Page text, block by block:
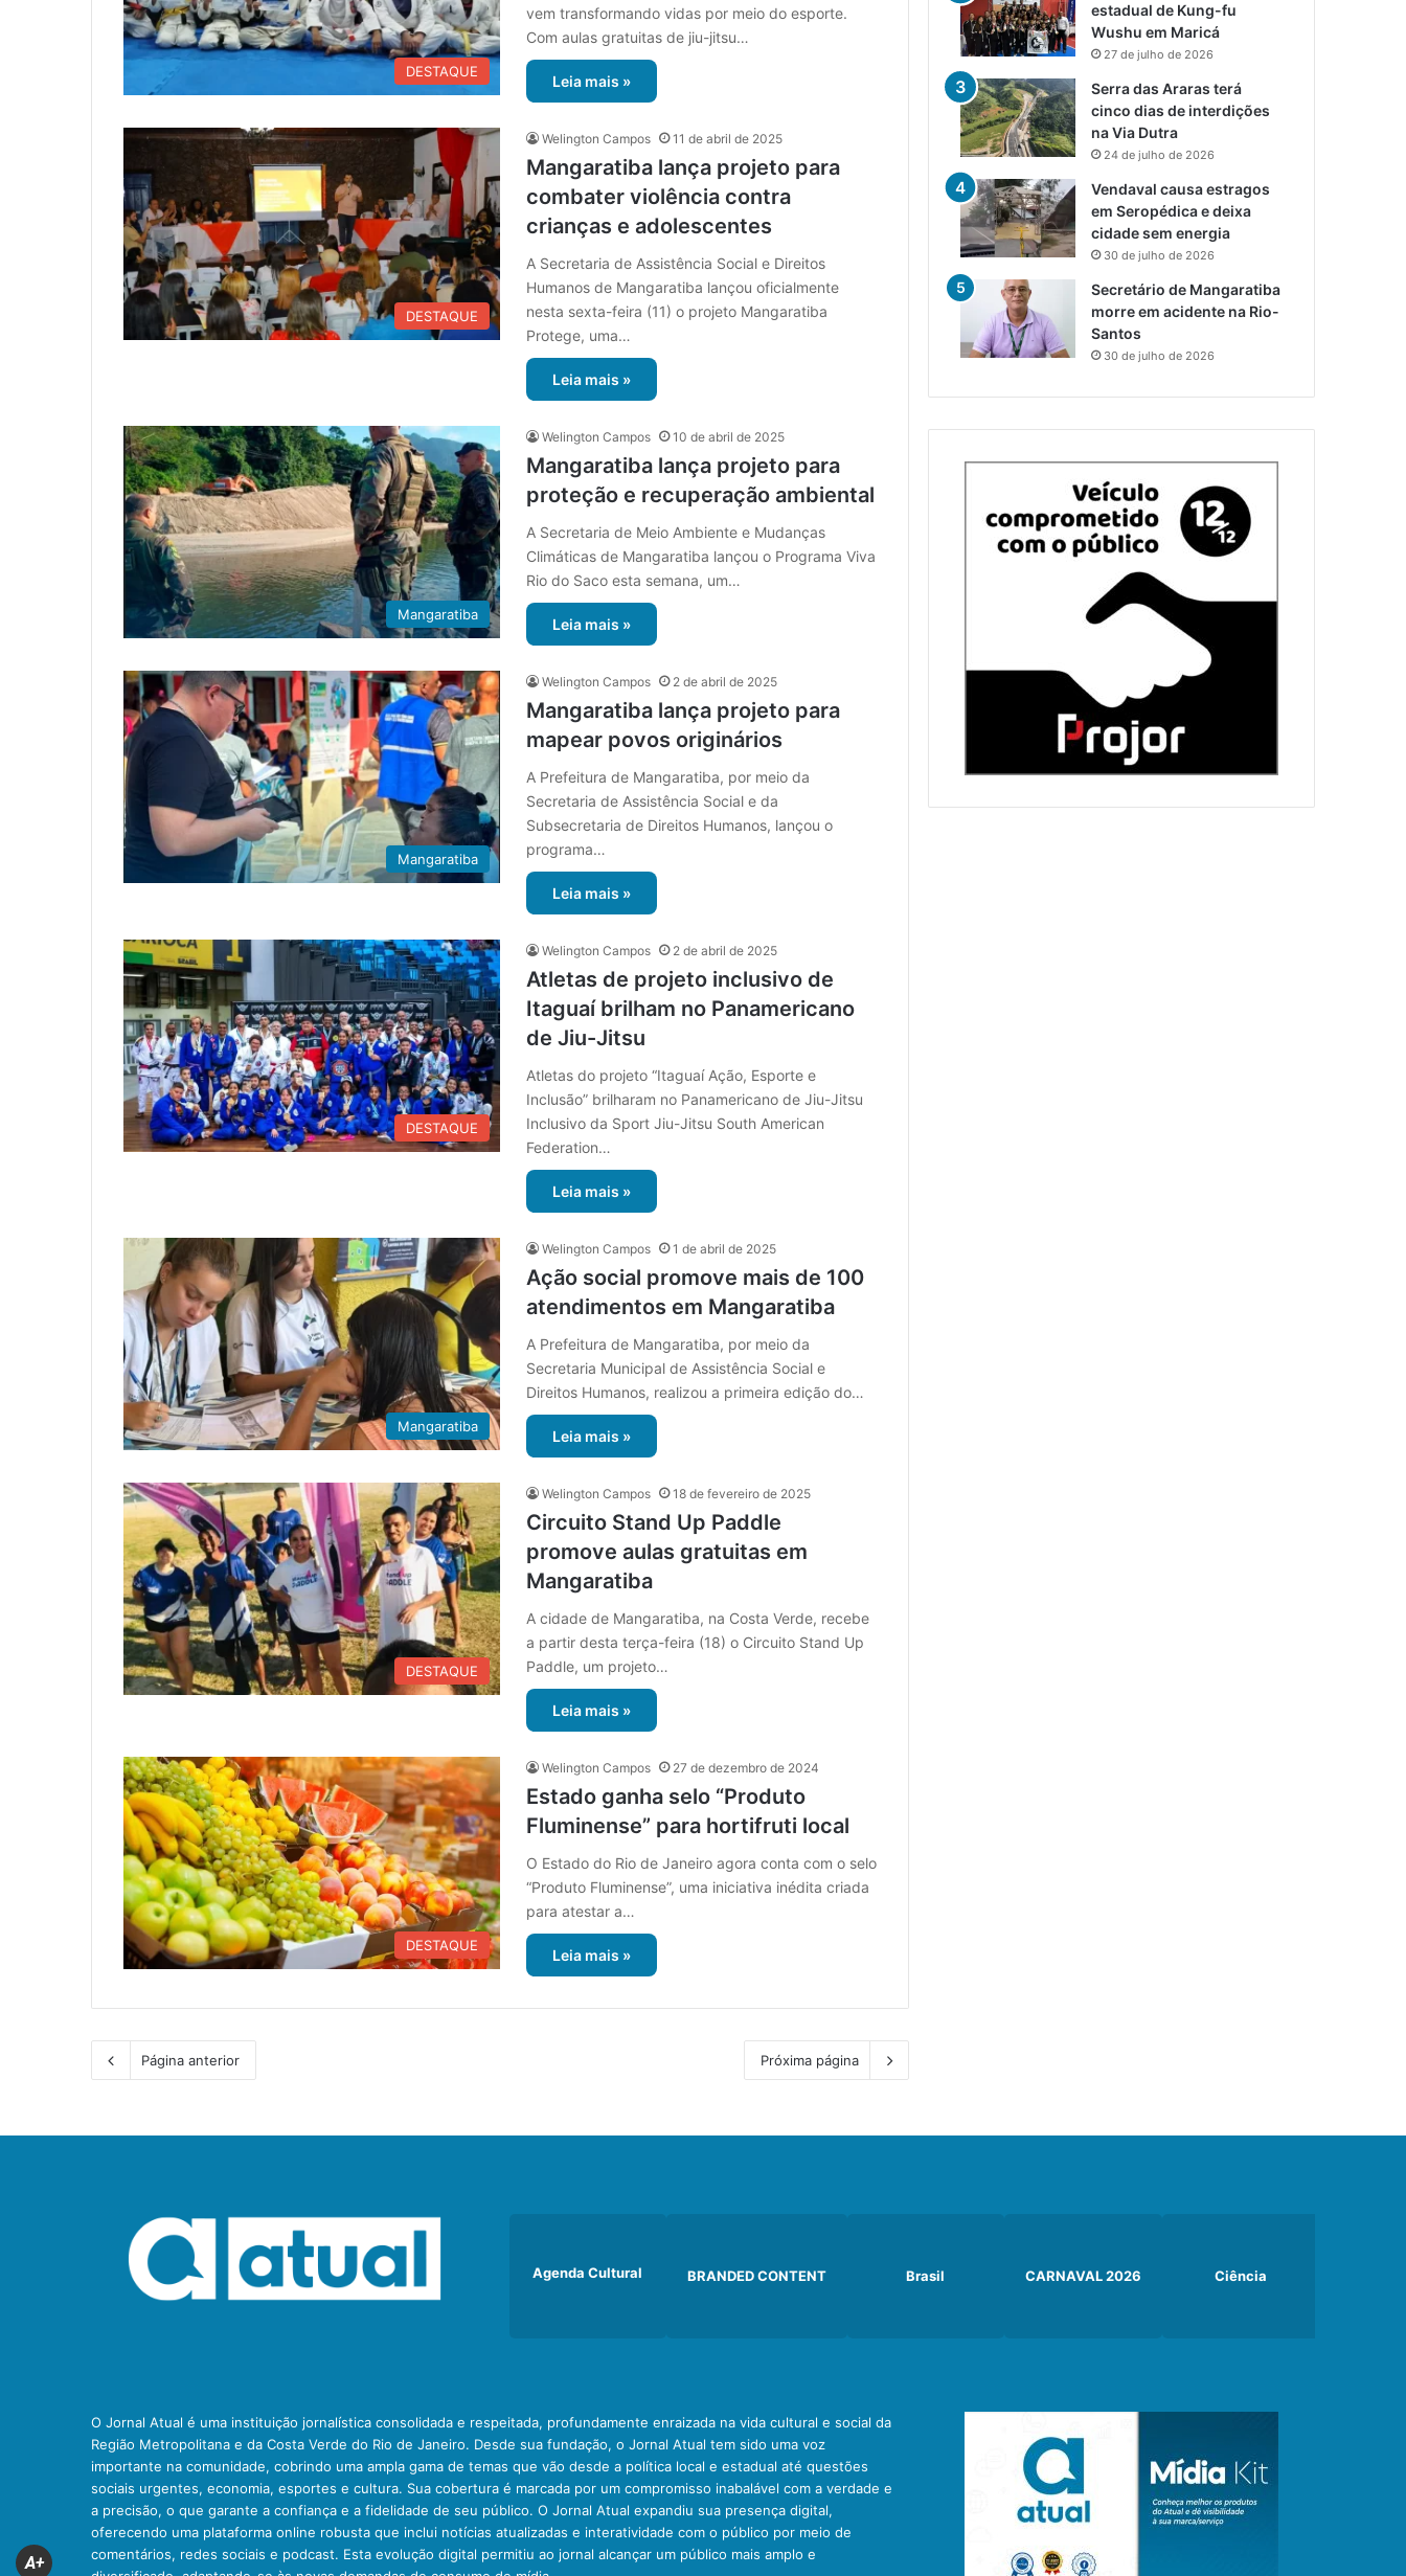
DESTAQUE
vem transformando vidas por meio do esporte.
Com aulas gratuitas de jiu-jitsu…
Leia mais »
DESTAQUE
Welington Campos 11 de abril de 2025
Mangaratiba lança projeto para
combater violência contra
crianças e adolescentes
A Secretaria de Assistência Social e Direitos
Humanos de Mangaratiba lançou oficialmente
nesta sexta-feira (11) o projeto Mangaratiba
Protege, uma…
Leia mais »
Mangaratiba
Welington Campos 10 de abril de 2025
Mangaratiba lança projeto para
proteção e recuperação ambiental
A Secretaria de Meio Ambiente e Mudanças
Climáticas de Mangaratiba lançou o Programa Viva
Rio do Saco esta semana, um…
Leia mais »
Mangaratiba
Welington Campos 2 de abril de 2025
Mangaratiba lança projeto para
mapear povos originários
A Prefeitura de Mangaratiba, por meio da
Secretaria de Assistência Social e da
Subsecretaria de Direitos Humanos, lançou o
programa…
Leia mais »
DESTAQUE
Welington Campos 2 de abril de 2025
Atletas de projeto inclusivo de
Itaguaí brilham no Panamericano
de Jiu-Jitsu
Atletas do projeto “Itaguaí Ação, Esporte e
Inclusão” brilharam no Panamericano de Jiu-Jitsu
Inclusivo da Sport Jiu-Jitsu South American
Federation…
Leia mais »
Mangaratiba
Welington Campos 1 de abril de 2025
Ação social promove mais de 100
atendimentos em Mangaratiba
A Prefeitura de Mangaratiba, por meio da
Secretaria Municipal de Assistência Social e
Direitos Humanos, realizou a primeira edição do…
Leia mais »
DESTAQUE
Welington Campos 18 de fevereiro de 2025
Circuito Stand Up Paddle
promove aulas gratuitas em
Mangaratiba
A cidade de Mangaratiba, na Costa Verde, recebe
a partir desta terça-feira (18) o Circuito Stand Up
Paddle, um projeto…
Leia mais »
DESTAQUE
Welington Campos 27 de dezembro de 2024
Estado ganha selo “Produto
Fluminense” para hortifruti local
O Estado do Rio de Janeiro agora conta com o selo
“Produto Fluminense”, uma iniciativa inédita criada
para atestar a…
Leia mais »
Página anterior Próxima página
estadual de Kung-fu
Wushu em Maricá
27 de julho de 2026
Serra das Araras terá
cinco dias de interdições
na Via Dutra
24 de julho de 2026
Vendaval causa estragos
em Seropédica e deixa
cidade sem energia
30 de julho de 2026
Secretário de Mangaratiba
morre em acidente na Rio-
Santos
30 de julho de 2026
Agenda Cultural BRANDED CONTENT Brasil CARNAVAL 2026 Ciência
O Jornal Atual é uma instituição jornalística consolidada e respeitada, profundamente enraizada na vida cultural e social da
Região Metropolitana e da Costa Verde do Rio de Janeiro. Desde sua fundação, o Jornal Atual tem sido uma voz
importante na comunidade, cobrindo uma ampla gama de temas que vão desde a política local e estadual até questões
sociais urgentes, economia, esportes e cultura. Sua cobertura é marcada por um compromisso inabalável com a verdade e
a precisão, o que garante a confiança e a fidelidade de seu público. O Jornal Atual expandiu sua presença digital,
oferecendo uma plataforma online robusta que inclui notícias atualizadas e interatividade com o público por meio de
comentários, redes sociais e podcast. Esta evolução digital permitiu ao jornal alcançar um público mais amplo e
A+